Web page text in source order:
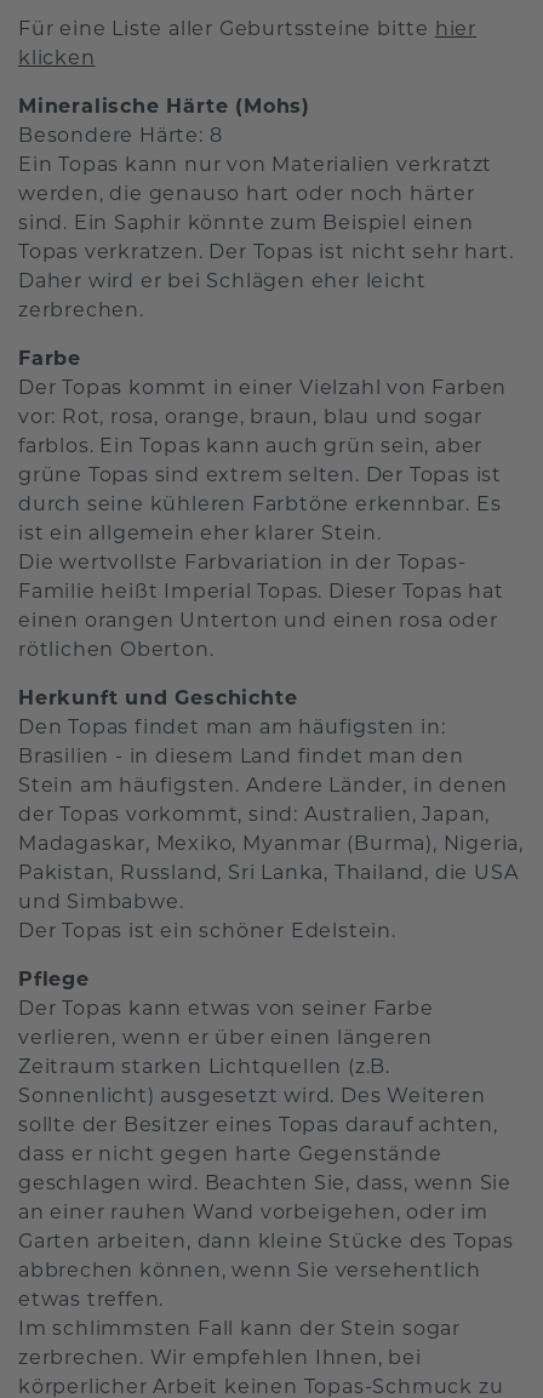
Für eine Liste aller Geburtssteine bitte hier
klicken
Mineralische Härte (Mohs)
Besondere Härte: 8
Ein Topas kann nur von Materialien verkratzt
werden, die genauso hart oder noch härter
sind. Ein Saphir könnte zum Beispiel einen
Topas verkratzen. Der Topas ist nicht sehr hart.
Daher wird er bei Schlägen eher leicht
zerbrechen.
Farbe
Der Topas kommt in einer Vielzahl von Farben
vor: Rot, rosa, orange, braun, blau und sogar
farblos. Ein Topas kann auch grün sein, aber
grüne Topas sind extrem selten. Der Topas ist
durch seine kühleren Farbtöne erkennbar. Es
ist ein allgemein eher klarer Stein.
Die wertvollste Farbvariation in der Topas-
Familie heißt Imperial Topas. Dieser Topas hat
einen orangen Unterton und einen rosa oder
rötlichen Oberton.
Herkunft und Geschichte
Den Topas findet man am häufigsten in:
Brasilien - in diesem Land findet man den
Stein am häufigsten. Andere Länder, in denen
der Topas vorkommt, sind: Australien, Japan,
Madagaskar, Mexiko, Myanmar (Burma), Nigeria,
Pakistan, Russland, Sri Lanka, Thailand, die USA
und Simbabwe.
Der Topas ist ein schöner Edelstein.
Pflege
Der Topas kann etwas von seiner Farbe
verlieren, wenn er über einen längeren
Zeitraum starken Lichtquellen (z.B.
Sonnenlicht) ausgesetzt wird. Des Weiteren
sollte der Besitzer eines Topas darauf achten,
dass er nicht gegen harte Gegenstände
geschlagen wird. Beachten Sie, dass, wenn Sie
an einer rauhen Wand vorbeigehen, oder im
Garten arbeiten, dann kleine Stücke des Topas
abbrechen können, wenn Sie versehentlich
etwas treffen.
Im schlimmsten Fall kann der Stein sogar
zerbrechen. Wir empfehlen Ihnen, bei
körperlicher Arbeit keinen Topas-Schmuck zu